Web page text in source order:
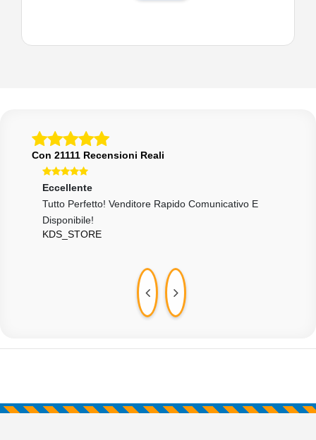
Con 21111 Recensioni Reali
Eccellente
Tutto Perfetto! Venditore Rapido Comunicativo E
Disponibile!
KDS_STORE